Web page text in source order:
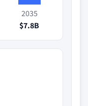
2035
$7.8B